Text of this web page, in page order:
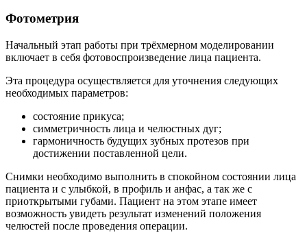
Фотометрия
Начальный этап работы при трёхмерном моделировании
включает в себя фотовоспроизведение лица пациента.
Эта процедура осуществляется для уточнения следующих
необходимых параметров:
состояние прикуса;
симметричность лица и челюстных дуг;
гармоничность будущих зубных протезов при
достижении поставленной цели.
Снимки необходимо выполнить в спокойном состоянии лица
пациента и с улыбкой, в профиль и анфас, а так же с
приоткрытыми губами. Пациент на этом этапе имеет
возможность увидеть результат изменений положения
челюстей после проведения операции.